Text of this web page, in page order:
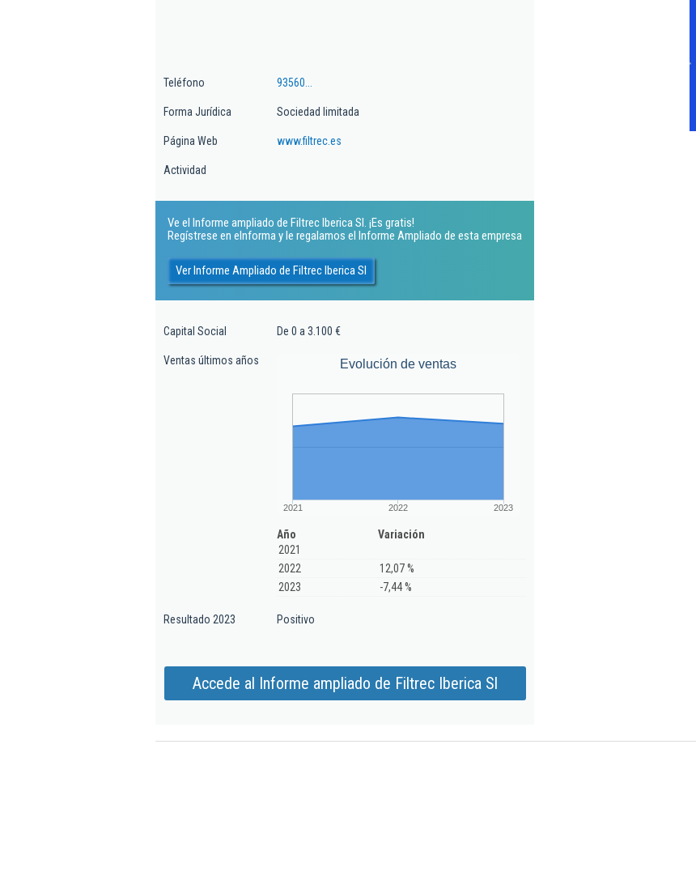
Teléfono 93560...
Forma Jurídica Sociedad limitada
Página Web www.filtrec.es
Actividad
Ve el Informe ampliado de Filtrec Iberica Sl. ¡Es gratis!
Regístrese en eInforma y le regalamos el Informe Ampliado de esta empresa
Ver Informe Ampliado de Filtrec Iberica Sl
Capital Social De 0 a 3.100 €
Ventas últimos años Evolución de ventas
2021 2022 2023
Año
Variación
2021
2022
12,07 %
2023
-7,44 %
Resultado 2023 Positivo
Accede al Informe ampliado de Filtrec Iberica Sl